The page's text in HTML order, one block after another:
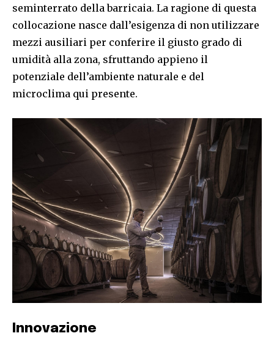
seminterrato della barricaia. La ragione di questa
collocazione nasce dall’esigenza di non utilizzare
mezzi ausiliari per conferire il giusto grado di
umidità alla zona, sfruttando appieno il
potenziale dell’ambiente naturale e del
microclima qui presente.
Innovazione